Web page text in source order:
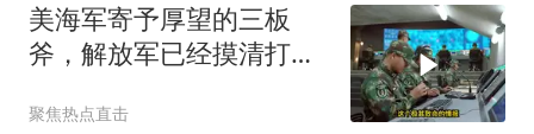
美海军寄予厚望的三板
斧，解放军已经摸清打
聚焦热点直击